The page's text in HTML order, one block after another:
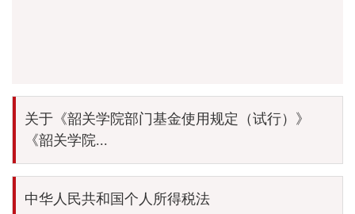
关于《韶关学院部门基金使用规定（试行）》
《韶关学院...
中华人民共和国个人所得税法